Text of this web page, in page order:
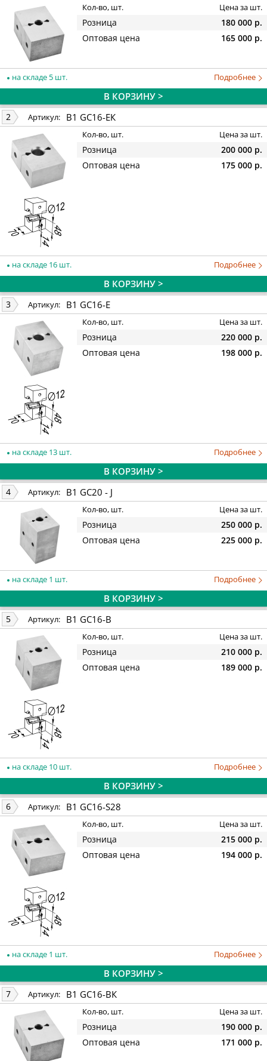
Кол-во, шт. Цена за шт.
Розница
180 000 р.
Оптовая цена
165 000 р.
на складе 5 шт. Подробнее
В КОРЗИНУ >
2 Артикул: B1 GC16-EК
Кол-во, шт. Цена за шт.
Розница
200 000 р.
Оптовая цена
175 000 р.
на складе 16 шт. Подробнее
В КОРЗИНУ >
3 Артикул: B1 GC16-E
Кол-во, шт. Цена за шт.
Розница
220 000 р.
Оптовая цена
198 000 р.
на складе 13 шт. Подробнее
В КОРЗИНУ >
4 Артикул: B1 GC20 - J
Кол-во, шт. Цена за шт.
Розница
250 000 р.
Оптовая цена
225 000 р.
на складе 1 шт. Подробнее
В КОРЗИНУ >
5 Артикул: B1 GC16-В
Кол-во, шт. Цена за шт.
Розница
210 000 р.
Оптовая цена
189 000 р.
на складе 10 шт. Подробнее
В КОРЗИНУ >
6 Артикул: B1 GC16-S28
Кол-во, шт. Цена за шт.
Розница
215 000 р.
Оптовая цена
194 000 р.
на складе 1 шт. Подробнее
В КОРЗИНУ >
7 Артикул: B1 GC16-ВК
Кол-во, шт. Цена за шт.
Розница
190 000 р.
Оптовая цена
171 000 р.